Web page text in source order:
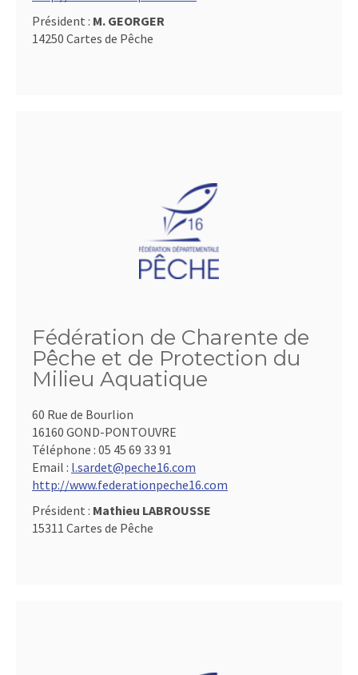
Président : M. GEORGER
14250 Cartes de Pêche
Fédération de Charente de
Pêche et de Protection du
Milieu Aquatique
60 Rue de Bourlion
16160 GOND-PONTOUVRE
Téléphone : 05 45 69 33 91
Email : l.sardet@peche16.com
http://www.federationpeche16.com
Président : Mathieu LABROUSSE
15311 Cartes de Pêche